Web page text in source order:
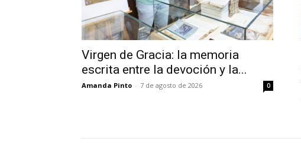
Virgen de Gracia: la memoria
escrita entre la devoción y la...
Amanda Pinto - 7 de agosto de 2026 0